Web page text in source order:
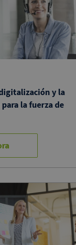
y la
la fuerza de